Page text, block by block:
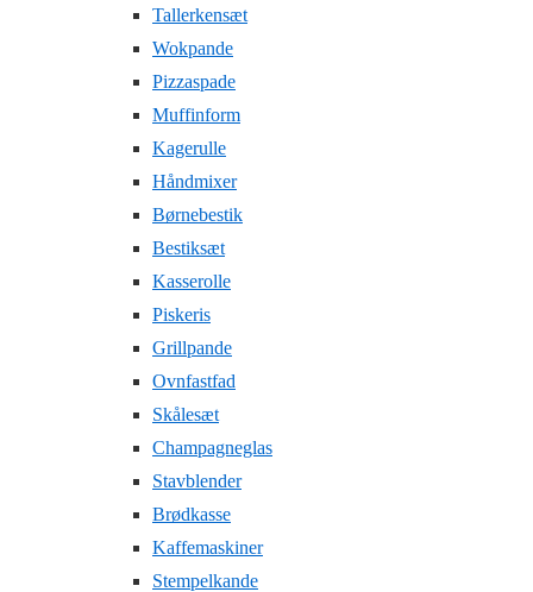
Tallerkensæt
Wokpande
Pizzaspade
Muffinform
Kagerulle
Håndmixer
Børnebestik
Bestiksæt
Kasserolle
Piskeris
Grillpande
Ovnfastfad
Skålesæt
Champagneglas
Stavblender
Brødkasse
Kaffemaskiner
Stempelkande